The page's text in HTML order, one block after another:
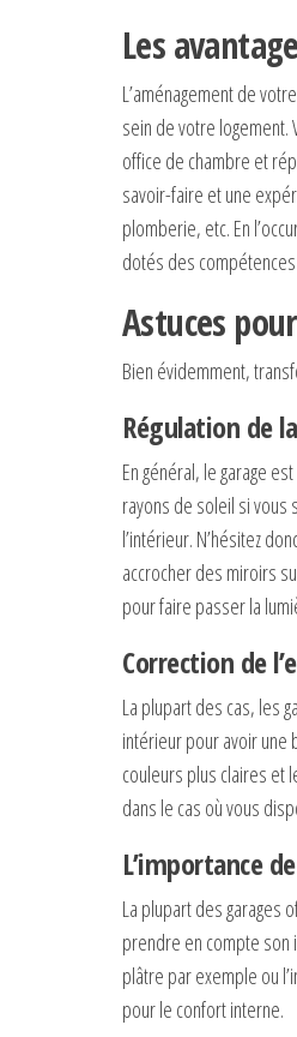
Les
L’aménagement de
sein de votre logement.
office de chambre et
savoir-faire et une
plomberie, etc. En
dotés des
Astuces
Bien évidemment,
Régulation de
En général, le garage
rayons de soleil si vous
l’intérieur. N’hésitez
accrocher des miroirs
pour faire passer la
Correction de
La plupart des cas, les
intérieur pour avoir une
couleurs plus claires et
dans le cas où vous
L’importance
La plupart des garages
prendre en compte
plâtre par exemple ou
pour le confort interne.